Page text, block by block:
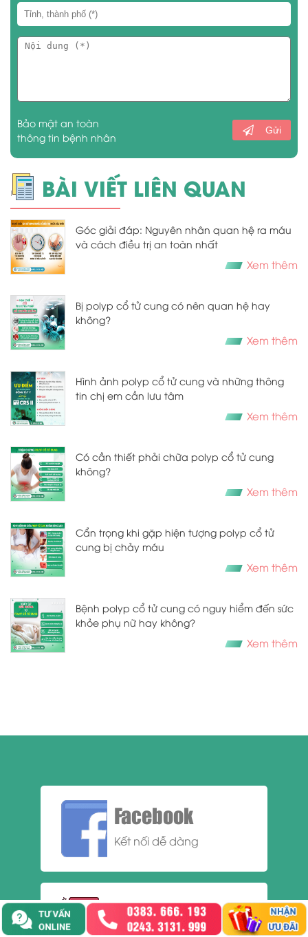
Bảo mật an toàn
thông tin bệnh nhân
Gửi
BÀI VIẾT LIÊN QUAN
Góc giải đáp: Nguyên nhân quan hệ ra máu
và cách điều trị an toàn nhất
Xem thêm
Bị polyp cổ tử cung có nên quan hệ hay
không?
Xem thêm
Hình ảnh polyp cổ tử cung và những thông
tin chị em cần lưu tâm
Xem thêm
Có cần thiết phải chữa polyp cổ tử cung
không?
Xem thêm
Cẩn trọng khi gặp hiện tượng polyp cổ tử
cung bị chảy máu
Xem thêm
Bệnh polyp cổ tử cung có nguy hiểm đến sức
khỏe phụ nữ hay không?
Xem thêm
Facebook
Kết nối dễ dàng
0383.666.193